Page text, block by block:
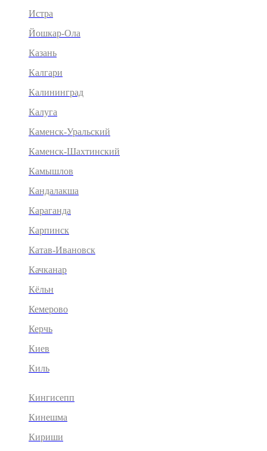
Истра
Йошкар-Ола
Казань
Калгари
Калининград
Калуга
Каменск-Уральский
Каменск-Шахтинский
Камышлов
Кандалакша
Караганда
Карпинск
Катав-Ивановск
Качканар
Кёльн
Кемерово
Керчь
Киев
Киль
Кингисепп
Кинешма
Кириши